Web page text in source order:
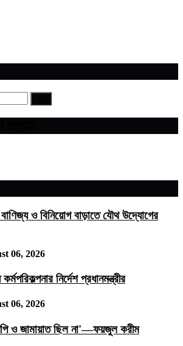
বাণিজ্য ও বিনিয়োগ বাড়াতে যৌথ উদ্যোগের
06, 2026
নির্দেশ প্রধানমন্ত্রীর
06, 2026
ও জামায়াত ছিল না'—ফয়জুল করীম